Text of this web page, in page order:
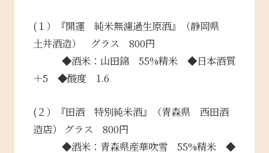
(１）『開運 純米無濾過生原酒』（静岡県
土井酒造） グラス 800円
◆酒米：山田錦 55%精米 ◆日本酒質
＋5 ◆酸度 1.6
(２）『田酒 特別純米酒』（青森県 西田酒
造店） グラス 800円
◆酒米：青森県産華吹雪 55%精米 ◆